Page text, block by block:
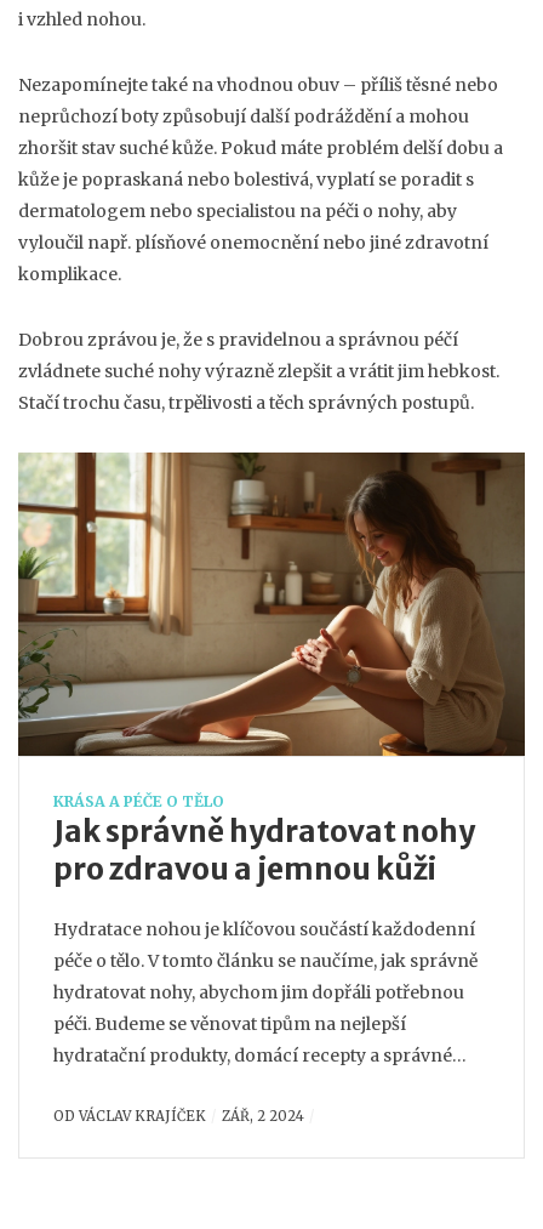
i vzhled nohou.
Nezapomínejte také na vhodnou obuv – příliš těsné nebo
neprůchozí boty způsobují další podráždění a mohou
zhoršit stav suché kůže. Pokud máte problém delší dobu a
kůže je popraskaná nebo bolestivá, vyplatí se poradit s
dermatologem nebo specialistou na péči o nohy, aby
vyloučil např. plísňové onemocnění nebo jiné zdravotní
komplikace.
Dobrou zprávou je, že s pravidelnou a správnou péčí
zvládnete suché nohy výrazně zlepšit a vrátit jim hebkost.
Stačí trochu času, trpělivosti a těch správných postupů.
KRÁSA A PÉČE O TĚLO
Jak správně hydratovat nohy
pro zdravou a jemnou kůži
Hydratace nohou je klíčovou součástí každodenní
péče o tělo. V tomto článku se naučíme, jak správně
hydratovat nohy, abychom jim dopřáli potřebnou
péči. Budeme se věnovat tipům na nejlepší
hydratační produkty, domácí recepty a správné
ODVÁCLAV KRAJÍČEK ZÁŘ, 2 2024